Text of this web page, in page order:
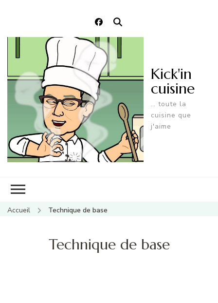
Kick'in
cuisine
… toute la
cuisine que
j'aime
Accueil Technique de base
Technique de base